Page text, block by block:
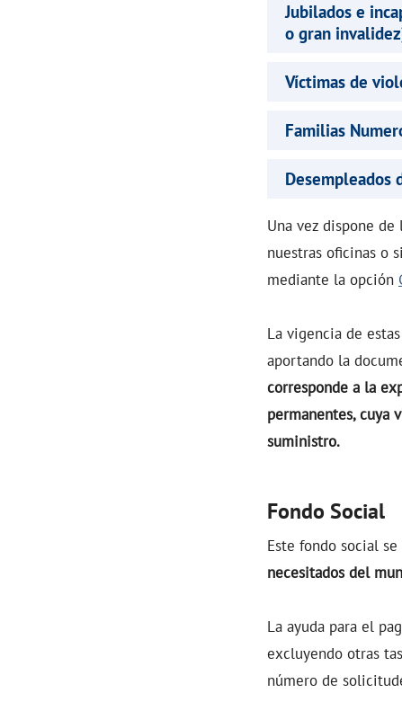
Jubilados e
o gran
Víctimas de
Familias
Desempleados
Una vez dispone
nuestras oficinas o
mediante la opción
La vigencia de
aportando la
corresponde a la
permanentes, cuya
suministro.
Fondo Social
Este fondo social
necesitados del
La ayuda para el
excluyendo otras
número de